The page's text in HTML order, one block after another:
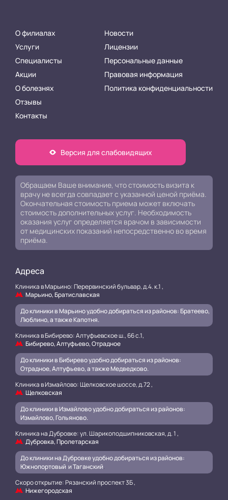
О филиалах
Услуги
Специалисты
Акции
О болезнях
Отзывы
Контакты
Новости
Лицензии
Персональные данные
Правовая информация
Политика конфиденциальности
Версия для слабовидящих
Обращаем Ваше внимание, что стоимость визита к
врачу не всегда совпадает с указанной ценой приёма.
Окончательная стоимость приема может включать
стоимость дополнительных услуг. Необходимость
оказания услуг определяется врачом в зависимости
от медицинских показаний непосредственно во время
приёма.
Адреса
Клиника в Марьино: Перервинский бульвар, д.4. к.1 ,
Марьино, Братиславская
До клиники в Марьино удобно добираться из районов: Братеево,
Люблино, а также Капотня.
Клиника в Бибирево: Алтуфьевское ш., 66 с.1,
Бибирево, Алтуфьево, Отрадное
До клиники в Бибирево удобно добираться из районов:
Отрадное, Алтуфьево, а также Медведково.
Клиника в Измайлово: Щелковское шоссе, д.72 ,
Щелковская
До клиники в Измайлово удобно добираться из районов:
Измайлово, Гольяново.
Клиника на Дубровке: ул. Шарикоподшипниковская, д. 1 ,
Дубровка, Пролетарская
До клиники на Дубровке удобно добираться из районов:
Южнопортовый и Таганский.
Скоро открытие: Рязанский проспект 3Б ,
Нижегородская